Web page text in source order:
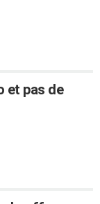
et pas de